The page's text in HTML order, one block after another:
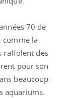
70 de
comme la
raffolent des
pour son
beaucoup
aquariums.